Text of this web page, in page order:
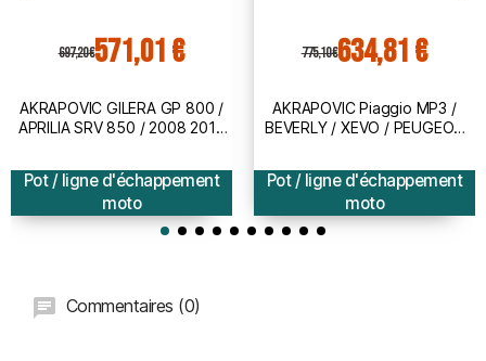
697,20 €571,01 €
AKRAPOVIC GILERA GP 800 /
APRILIA SRV 850 / 2008 2016
homologué CE SLIP-ON 1811-
2950
Pot / ligne d'échappement
moto
775,10 €634,81 €
AKRAPOVIC Piaggio MP3 /
BEVERLY / XEVO / PEUGEOT
2007 2016 pot d'échappement
INOX SLIP-ON 1811-2593
Pot / ligne d'échappement
moto
Commentaires (0)